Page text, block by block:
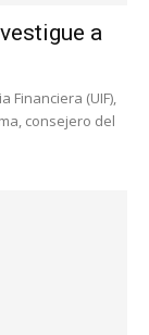
a
Financiera (UIF),
consejero del